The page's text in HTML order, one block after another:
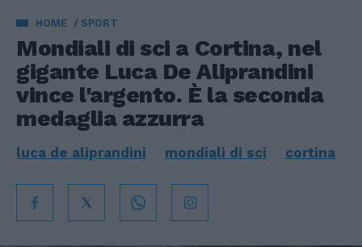
HOME SPORT
Mondiali di sci a Cortina, nel
gigante Luca De Aliprandini
vince l'argento. È la seconda
medaglia azzurra
luca de aliprandini mondiali di sci cortina